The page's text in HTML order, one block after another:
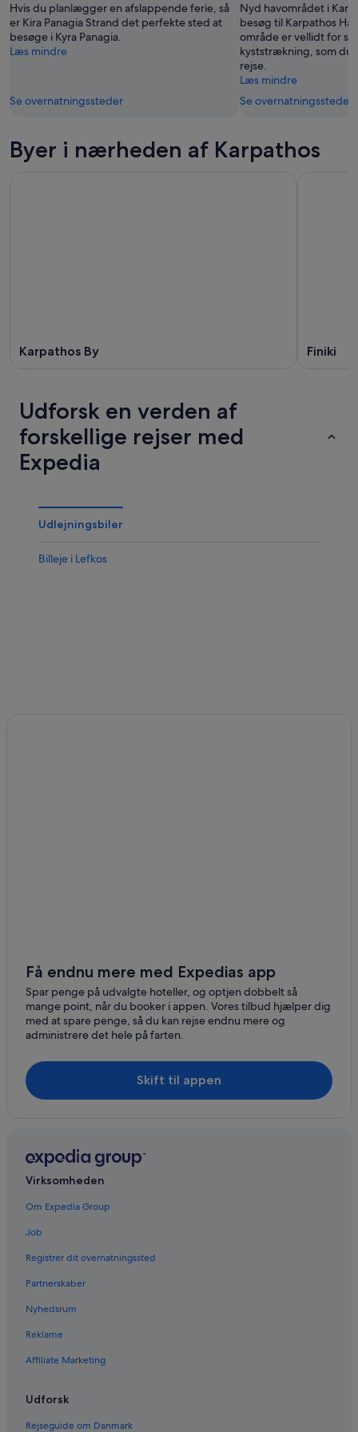
Hvis du planlægger en afslappende ferie, så
er Kira Panagia Strand det perfekte sted at
besøge i Kyra Panagia.
Læs mindre
Se overnatningssteder
Nyd havområdet i
besøg til Karpathos
område er vellidt for
kyststrækning, som du
rejse.
Læs mindre
Se overnatningssteder
Byer i nærheden af Karpathos
Karpathos By Finiki
Udforsk en verden af
forskellige rejser med
Expedia
Udlejningsbiler
Billeje i Lefkos
Få endnu mere med Expedias app
Spar penge på udvalgte hoteller, og optjen dobbelt så
mange point, når du booker i appen. Vores tilbud hjælper dig
med at spare penge, så du kan rejse endnu mere og
administrere det hele på farten.
Skift til appen
Virksomheden
Om Expedia Group
Job
Registrer dit overnatningssted
Partnerskaber
Nyhedsrum
Reklame
Affiliate Marketing
Udforsk
Rejseguide om Danmark